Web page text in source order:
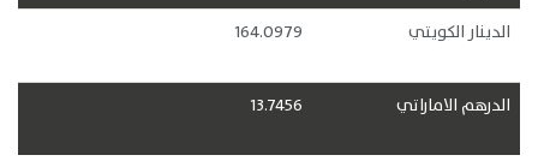
الدينار الكويتي
164.0979
الدرهم الاماراتي 13.7456